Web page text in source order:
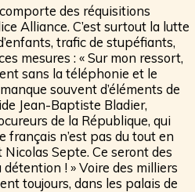
des réquisitions
Alliance. C’est surtout la lutte
trafic de stupéfiants,
mesures : « Sur mon ressort,
sans la téléphonie et le
souvent d’éléments de
Jean-Baptiste Bladier,
de la République, qui
français n’est pas du tout en
Septe. Ce seront des
! » Voire des milliers
toujours, dans les palais de